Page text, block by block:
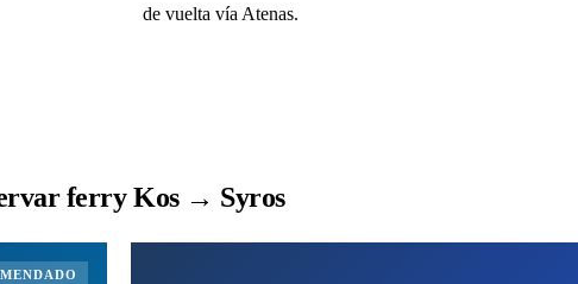
de vuelta vía Atenas.
ferry Kos → Syros